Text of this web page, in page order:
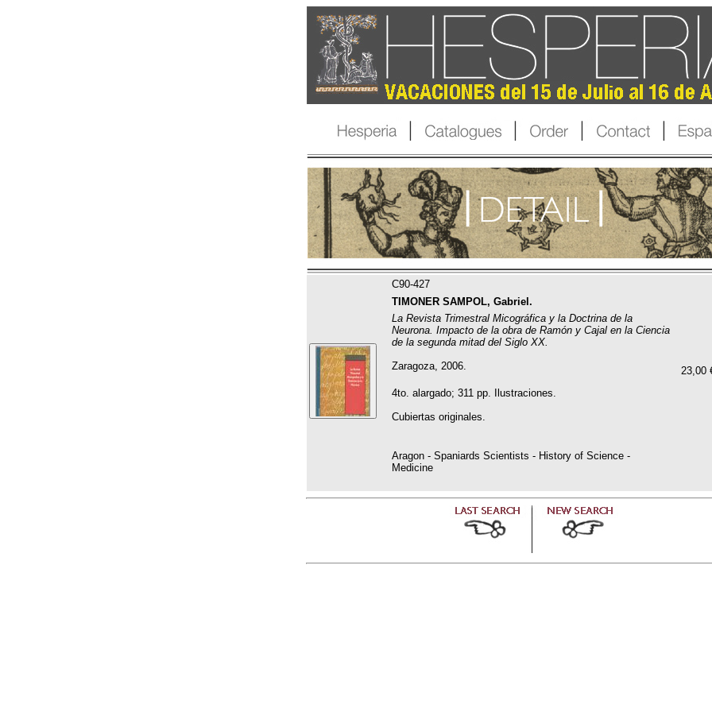
C90-427
TIMONER SAMPOL, Gabriel.
23,00
La Revista Trimestral Micográfica y la Doctrina de la
Neurona. Impacto de la obra de Ramón y Cajal en la Ciencia
de la segunda mitad del Siglo XX.
Zaragoza, 2006.
4to. alargado; 311 pp. Ilustraciones.
Cubiertas originales.
Aragon - Spaniards Scientists - History of Science -
Medicine